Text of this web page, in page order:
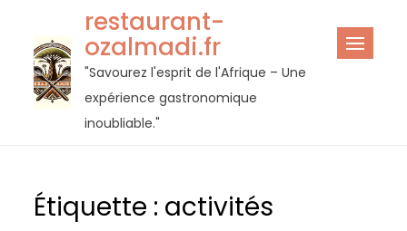
contenu
restaurant-
ozalmadi.fr
"Savourez l'esprit de l'Afrique – Une
expérience gastronomique
inoubliable."
Étiquette : activités